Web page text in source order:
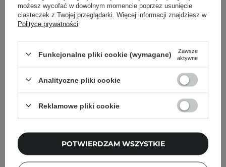
WYBÓR KOSMETOLOGA
możesz wycofać w dowolnym momencie poprzez usunięcie
ciasteczek z Twojej przeglądarki. Więcej informacji znajdziesz w
Polityce prywatności
Funkcjonalne pliki cookie (wymagane)
Zawsze
aktywne
Analityczne pliki cookie
Reklamowe pliki cookie
POTWIERDZAM WSZYSTKIE